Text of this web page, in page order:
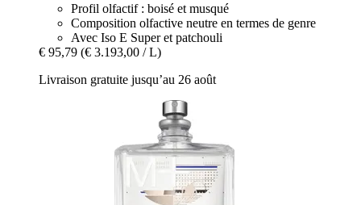
Profil olfactif : boisé et musqué
Composition olfactive neutre en termes de genre
Avec Iso E Super et patchouli
€ 95,79 (€ 3.193,00 / L)
Livraison gratuite jusqu’au 26 août